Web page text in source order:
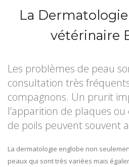
La
vétérinaire
Les problèmes de peau
consultation très
compagnons. Un prurit
l’apparition de plaques
de poils peuvent souvent
La dermatologie englobe non
peaux qui sont très variées mais